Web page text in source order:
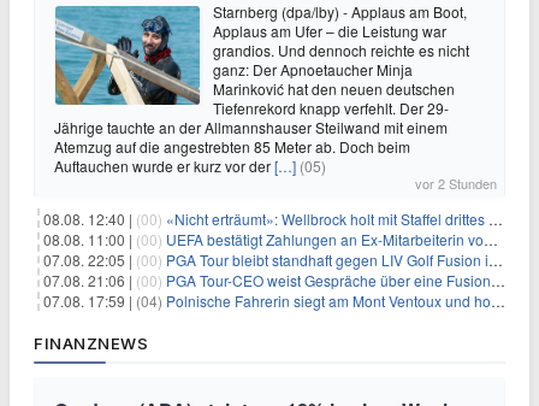
Starnberg (dpa/lby) - Applaus am Boot,
Applaus am Ufer – die Leistung war
grandios. Und dennoch reichte es nicht
ganz: Der Apnoetaucher Minja
Marinković hat den neuen deutschen
Tiefenrekord knapp verfehlt. Der 29-
Jährige tauchte an der Allmannshauser Steilwand mit einem
Atemzug auf die angestrebten 85 Meter ab. Doch beim
Auftauchen wurde er kurz vor der[…] (05)
vor 2 Stunden
08.08. 12:40 | (00) «Nicht erträumt»: Wellbrock holt mit Staffel drittes EM-Gold
08.08. 11:00 | (00) UEFA bestätigt Zahlungen an Ex-Mitarbeiterin von Infantino
07.08. 22:05 | (00) PGA Tour bleibt standhaft gegen LIV Golf Fusion in einem sich wandelnden Sportumfeld
07.08. 21:06 | (00) PGA Tour-CEO weist Gespräche über eine Fusion mit LIV Golf zurück und bekräftigt die Wettbewerbslandschaft
07.08. 17:59 | (04) Polnische Fahrerin siegt am Mont Ventoux und holt Tour-Gelb
FINANZNEWS